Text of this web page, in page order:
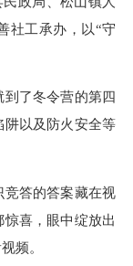
社工承办 ，以“守
了冬令营的第四
阱以及防火安全等
竞答的答案藏在视
惊喜， 眼中绽放出
视频。